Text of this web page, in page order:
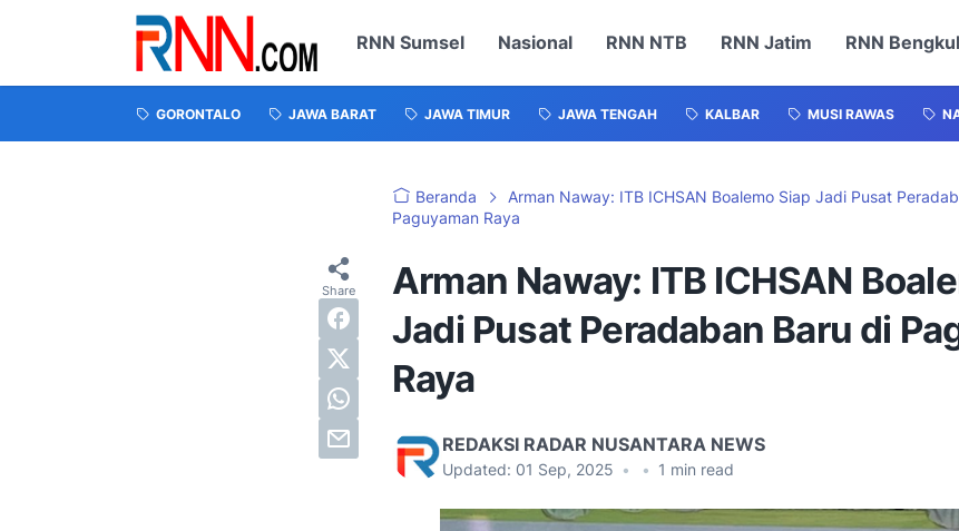
RNN Sumsel Nasional RNN NTB RNN Jatim RNN
GORONTALO JAWA BARAT JAWA TIMUR JAWA TENGAH KALBAR MUSI RAWAS
Beranda
Arman Naway: ITB ICHSAN Boalemo Siap Jadi Pusat
Paguyaman Raya
Arman Naway: ITB ICHSAN
Jadi Pusat Peradaban Baru di
Raya
REDAKSI RADAR NUSANTARA NEWS
Updated: 01 Sep, 2025 • • 1 min read